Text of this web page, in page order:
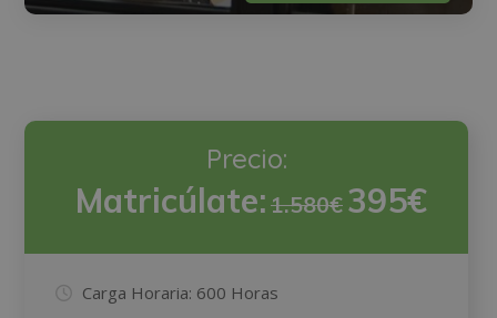
Precio:
Matricúlate:1.580€ 395€
Carga Horaria: 600 Horas